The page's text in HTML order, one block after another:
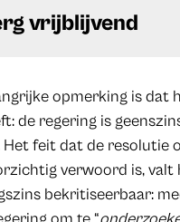
vrijblijvend
opmerking is dat
de regering is
feit dat de resolutie
verwoord is, valt
bekritiseerbaar: